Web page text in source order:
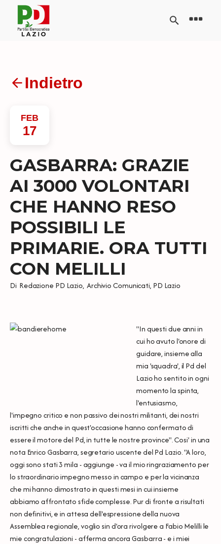
Indietro
FEB
17
GASBARRA: GRAZIE
AI 3000 VOLONTARI
CHE HANNO RESO
POSSIBILI LE
PRIMARIE. ORA TUTTI
CON MELILLI
Di Redazione PD Lazio, Archivio Comunicati, PD Lazio
"In questi due anni in
cui ho avuto l'onore di
guidare, insieme alla
mia 'squadra', il Pd del
Lazio ho sentito in ogni
momento la spinta,
l'entusiasmo,
l'impegno critico e non passivo dei nostri militanti, dei nostri
iscritti che anche in quest'occasione hanno confermato di
essere il motore del Pd, in tutte le nostre province". Cosi' in una
nota Enrico Gasbarra, segretario uscente del Pd Lazio. "A loro,
oggi sono stati 3 mila - aggiunge - va il mio ringraziamento per
lo straordinario impegno messo in campo e per la vicinanza
che mi hanno dimostrato in questi mesi in cui insieme
abbiamo affrontato sfide complesse. Pur di fronte a risultati
non definitivi, e in attesa dell'espressione della nuova
Assemblea regionale, voglio sin d'ora rivolgere a Fabio Melilli le
mie congratulazioni - afferma ancora Gasbarra - e i miei